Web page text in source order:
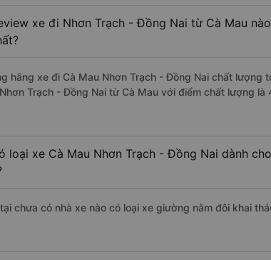
xe đi Nhơn Trạch - Đồng Nai từ Cà Mau
hãng xe đi Cà Mau Nhơn Trạch - Đồng Nai chất lượng
Trạch - Đồng Nai từ Cà Mau với điểm chất lượng
loại xe Cà Mau Nhơn Trạch - Đồng Nai dành
chưa có nhà xe nào có loại xe giường nằm đôi khai